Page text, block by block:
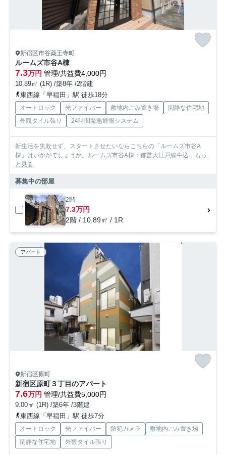
新宿区市谷薬王寺町
ルームズ市谷A棟
7.3万円 管理/共益費4,000円
10.89㎡ (1R) /築8年 /2階建
東西線「早稲田」駅 徒歩18分
オートロック 光ファイバー 敷地内ごみ置き場
閑静な住宅地
外観タイル張り
24時間緊急通報システム
新生活を失敗せず、スタートさせたいならこちらの「ルームズ市谷A
棟」はいかがでしょうか。ルームズ市谷A棟：都営大江戸線牛込... もっ
と見る
募集中の部屋
2階
7.3万円
2階 / 10.89㎡ / 1R
アパート
新宿区原町
新宿区原町３丁目のアパート
7.6万円 管理/共益費5,000円
9.00㎡ (1R) /築6年 /3階建
東西線「早稲田」駅 徒歩7分
オートロック 光ファイバー 防犯カメラ
敷地内ごみ置き場
閑静な住宅地
外観タイル張り